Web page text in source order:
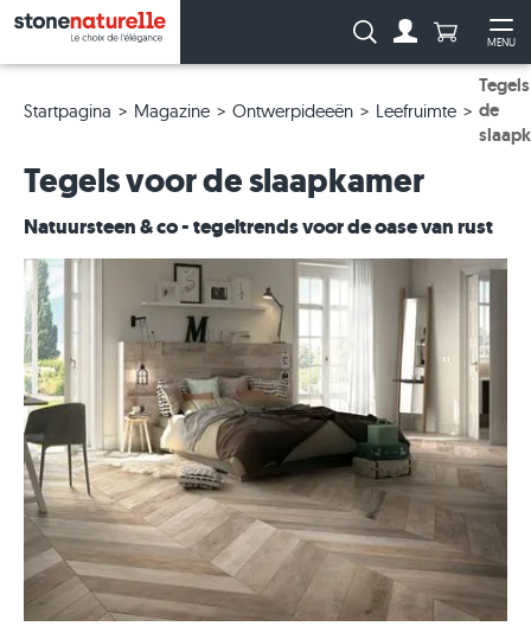
MENU
Zoeken: Aantal
Startpagina Magazine Ontwerpideeën Leefruimte
de
Tegels voor de slaapkamer
Natuursteen & co - tegeltrends voor de oase van rust